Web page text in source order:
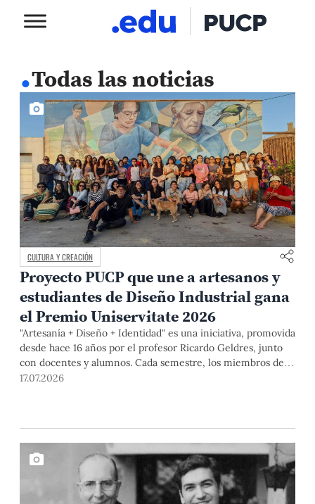
.Todas las noticias
CULTURA Y CREACIÓN
Proyecto PUCP que une a artesanos y
estudiantes de Diseño Industrial gana
el Premio Uniservitate 2026
"Artesanía + Diseño + Identidad" es una iniciativa, promovida
desde hace 16 años por el profesor Ricardo Geldres, junto
con docentes y alumnos. Cada semestre, los miembros del
equipo y artistas populares desarrollan propuestas que
17.07.2026